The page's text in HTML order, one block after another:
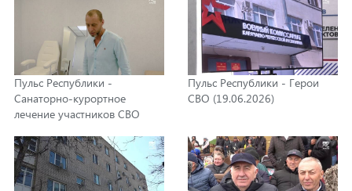
Пульс Республики -
Санаторно-курортное
лечение участников СВО
Пульс Республики - Герои
СВО (19.06.2026)